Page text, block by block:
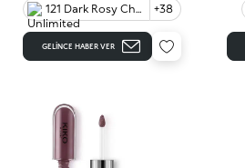
121 Dark Rosy Chestnut +38
GELINCE HABER VER